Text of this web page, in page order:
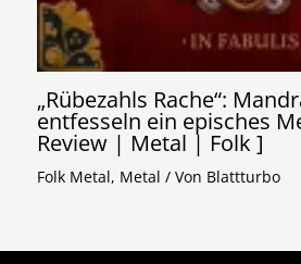
„Rübezahls Rache“:
entfesseln ein episches
Review | Metal | Folk ]
Folk Metal, Metal / Von Blattturbo